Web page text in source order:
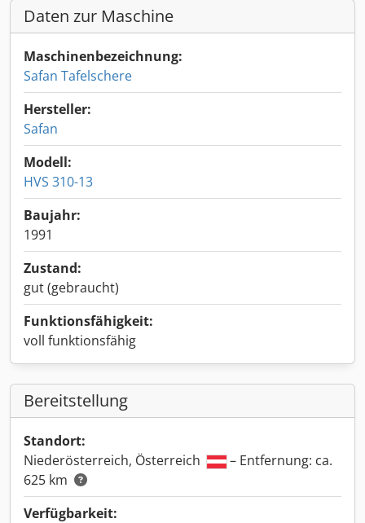
Daten zur Maschine
Maschinenbezeichnung:
Safan Tafelschere
Hersteller:
Safan
Modell:
HVS 310-13
Baujahr:
1991
Zustand:
gut (gebraucht)
Funktionsfähigkeit:
voll funktionsfähig
Bereitstellung
Standort:
Niederösterreich, Österreich
– Entfernung: ca.
625 km
Verfügbarkeit: